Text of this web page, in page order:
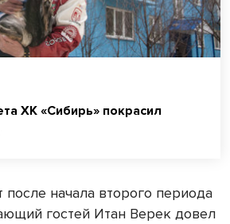
ХК «Сибирь» покрасил
начала второго периода
гостей Итан Верек довел